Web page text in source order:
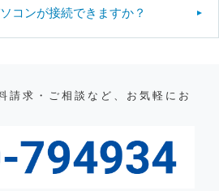
コンが接続できますか？
請求・ご相談など、お気軽にお